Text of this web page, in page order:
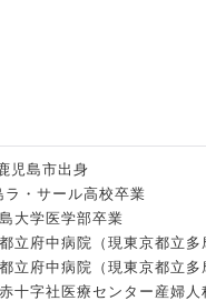
児島市出身
ラ・サール高校卒業
大学医学部卒業
立府中病院（現東京都立
立府中病院（現東京都立
十字社医療センター産婦人